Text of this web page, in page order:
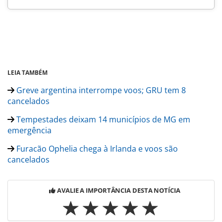
LEIA TAMBÉM
Greve argentina interrompe voos; GRU tem 8
cancelados
Tempestades deixam 14 municípios de MG em
emergência
Furacão Ophelia chega à Irlanda e voos são
cancelados
AVALIE A IMPORTÂNCIA DESTA NOTÍCIA